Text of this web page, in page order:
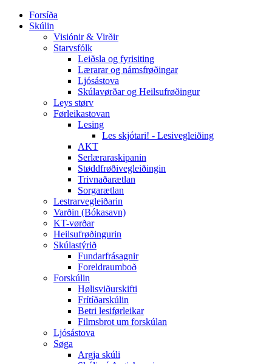
Forsíða
Skúlin
Visiónir & Virðir
Starvsfólk
Leiðsla og fyrisiting
Lærarar og námsfrøðingar
Ljósástova
Skúlavørðar og Heilsufrøðingur
Leys størv
Førleikastovan
Lesing
Les skjótari! - Lesivegleiðing
AKT
Serlæraraskipanin
Støddfrøðivegleiðingin
Trivnaðarætlan
Sorgarætlan
Lestrarvegleiðarin
Varðin (Bókasavn)
KT-vørðar
Heilsufrøðingurin
Skúlastýrið
Fundarfrásagnir
Foreldraumboð
Forskúlin
Hølisviðurskifti
Frítíðarskúlin
Betri lesiførleikar
Filmsbrot um forskúlan
Ljósástova
Søga
Argja skúli